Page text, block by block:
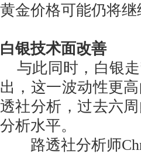
黄金价格可能仍将
白银技术面改善
与此同时，白银走
出，这一波动性更
透社分析，过去六
分析水平。
路透社分析师